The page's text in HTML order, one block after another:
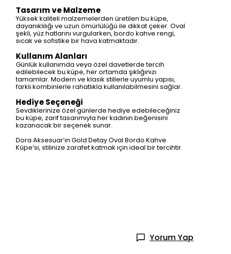
Tasarım ve Malzeme
Yüksek kaliteli malzemelerden üretilen bu küpe,
dayanıklılığı ve uzun ömürlülüğü ile dikkat çeker. Oval
şekli, yüz hatlarını vurgularken, bordo kahve rengi,
sıcak ve sofistike bir hava katmaktadır.
Kullanım Alanları
Günlük kullanımda veya özel davetlerde tercih
edilebilecek bu küpe, her ortamda şıklığınızı
tamamlar. Modern ve klasik stillerle uyumlu yapısı,
farklı kombinlerle rahatlıkla kullanılabilmesini sağlar.
Hediye Seçeneği
Sevdiklerinize özel günlerde hediye edebileceğiniz
bu küpe, zarif tasarımıyla her kadının beğenisini
kazanacak bir seçenek sunar.
Dora Aksesuar’ın Gold Detay Oval Bordo Kahve
Küpe’si, stilinize zarafet katmak için ideal bir tercihtir.
Yorum Yap